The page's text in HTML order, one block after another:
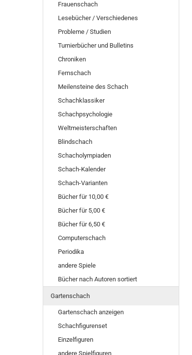
Frauenschach
Lesebücher / Verschiedenes
Probleme / Studien
Turnierbücher und Bulletins
Chroniken
Fernschach
Meilensteine des Schach
Schachklassiker
Schachpsychologie
Weltmeisterschaften
Blindschach
Schacholympiaden
Schach-Kalender
Schach-Varianten
Bücher für 10,00 €
Bücher für 5,00 €
Bücher für 6,50 €
Computerschach
Periodika
andere Spiele
Bücher nach Autoren sortiert
Gartenschach
Gartenschach anzeigen
Schachfigurenset
Einzelfiguren
andere Spielfiguren